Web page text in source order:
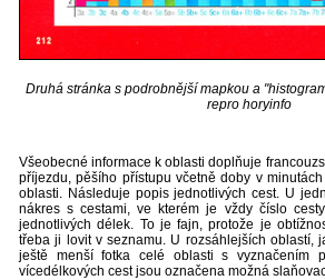
Druhá stránka s podrobnější mapkou a
repro horyinfo
Všeobecné informace k oblasti doplňuje
příjezdu, pěšího přístupu včetně doby v
oblasti. Následuje popis jednotlivých cest. U
nákres s cestami, ve kterém je vždy číslo
jednotlivých délek. To je fajn, protože je
třeba ji lovit v seznamu. U rozsáhlejších oblastí,
ještě menší fotka celé oblasti s vyznačením
vícedélkových cest jsou označena možná